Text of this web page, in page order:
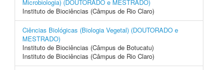
Microbiologia) (DOUTORADO e MESTRADO)
Instituto de Biociências (Câmpus de Rio Claro)
Ciências Biológicas (Biologia Vegetal) (DOUTORADO e
MESTRADO)
Instituto de Biociências (Câmpus de Botucatu)
Instituto de Biociências (Câmpus de Rio Claro)